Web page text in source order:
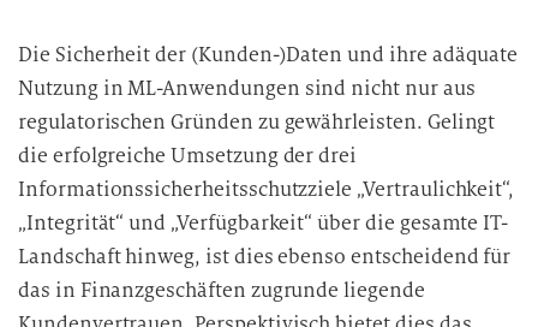
Die Sicherheit der (Kunden-)Daten und ihre adäquate
Nutzung in ML-Anwendungen sind nicht nur aus
regulatorischen Gründen zu gewährleisten. Gelingt
die erfolgreiche Umsetzung der drei
Informationssicherheitsschutzziele „Vertraulichkeit“,
„Integrität“ und „Verfügbarkeit“ über die gesamte IT-
Landschaft hinweg, ist dies ebenso entscheidend für
das in Finanzgeschäften zugrunde liegende